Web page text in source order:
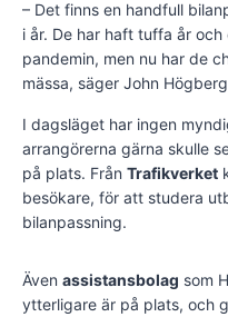
– Det finns en handfull
i år. De har haft tuffa år
pandemin, men nu har de
mässa, säger John
I dagsläget har ingen
arrangörerna gärna skulle
på plats. Från Trafikverket
besökare, för att studera
bilanpassning.
Även assistansbolag som
ytterligare är på plats, och